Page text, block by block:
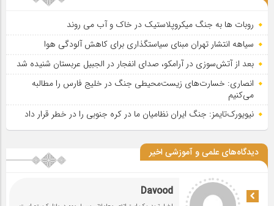
روبات ها به جنگ میکروپلاستیک در خاک و آب می روند
سیاهه انتشار تهران مبنای سیاستگذاری برای کاهش آلودگی هوا
بعد از آتش‌سوزی در آرامکو، صدای انفجار در الجبیل عربستان شنیده شد
انصاری: خسارت‌های زیست‌محیطی جنگ در خلیج فارس را مطالبه‌
می‌کنیم
نیویورک‌تایمز: جنگ ایران نظامیان ما در کره جنوبی را در خطر قرار داد
دیدگاه‌های علمی و آموزشی اخیر
Davood